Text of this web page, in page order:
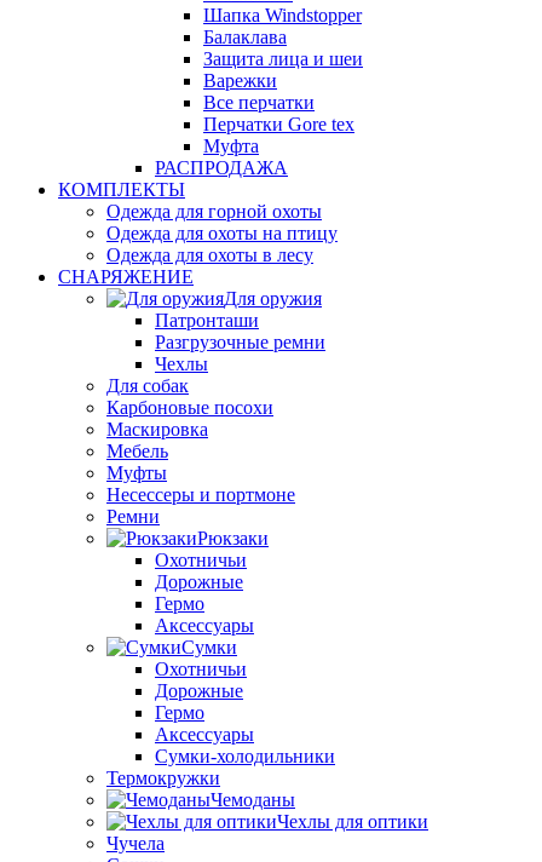
Шапка Windstopper
Балаклава
Защита лица и шеи
Варежки
Все перчатки
Перчатки Gore tex
Муфта
РАСПРОДАЖА
КОМПЛЕКТЫ
Одежда для горной охоты
Одежда для охоты на птицу
Одежда для охоты в лесу
СНАРЯЖЕНИЕ
Для оружия
Патронташи
Разгрузочные ремни
Чехлы
Для собак
Карбоновые посохи
Маскировка
Мебель
Муфты
Несессеры и портмоне
Ремни
Рюкзаки
Охотничьи
Дорожные
Гермо
Аксессуары
Сумки
Охотничьи
Дорожные
Гермо
Аксессуары
Сумки-холодильники
Термокружки
Чемоданы
Чехлы для оптики
Чучела